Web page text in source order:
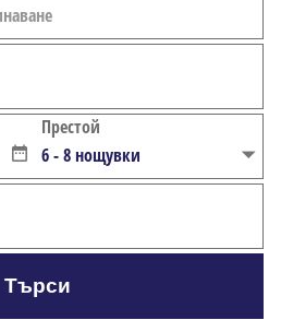
Престой
Търси